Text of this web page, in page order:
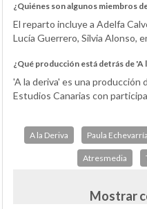
¿Quiénes son algunos miembros
El reparto incluye a Adelfa
Lucía Guerrero, Silvia Alonso,
¿Qué producción está detrás de 'A
'A la deriva' es una producción
Estudios Canarias con
A la Deriva Paula Echevarría
Atresmedia
Mostrar